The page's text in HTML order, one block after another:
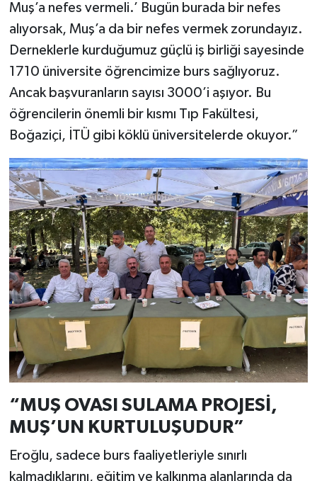
Muş’a nefes vermeli.’ Bugün burada bir nefes
alıyorsak, Muş’a da bir nefes vermek zorundayız.
Derneklerle kurduğumuz güçlü iş birliği sayesinde
1710 üniversite öğrencimize burs sağlıyoruz.
Ancak başvuranların sayısı 3000’i aşıyor. Bu
öğrencilerin önemli bir kısmı Tıp Fakültesi,
Boğaziçi, İTÜ gibi köklü üniversitelerde okuyor.”
“MUŞ OVASI SULAMA PROJESİ,
MUŞ’UN KURTULUŞUDUR”
Eroğlu, sadece burs faaliyetleriyle sınırlı
kalmadıklarını, eğitim ve kalkınma alanlarında da